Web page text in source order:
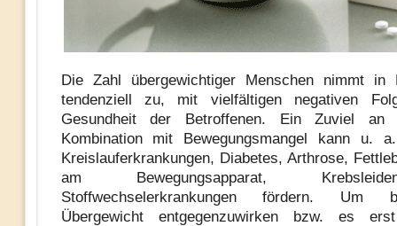
Die Zahl übergewichtiger Menschen nimmt in
tendenziell zu, mit vielfältigen negativen
Gesundheit der Betroffenen. Ein Zuviel an
Kombination mit Bewegungsmangel kann u.
Kreislauferkrankungen, Diabetes, Arthrose,
am Bewegungsapparat,
Stoffwechselerkrankungen fördern. Um
Übergewicht entgegenzuwirken bzw. es